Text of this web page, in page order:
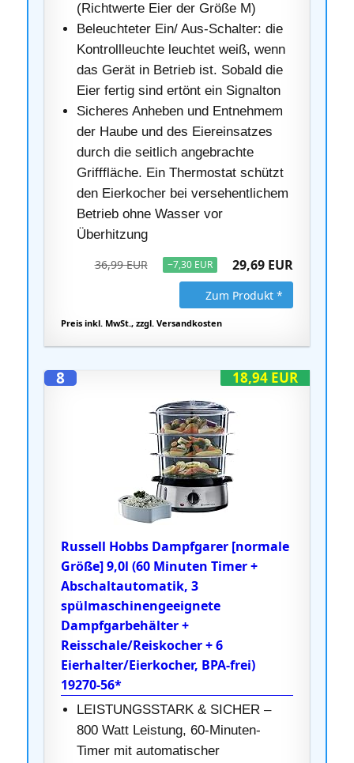
(Richtwerte Eier der Größe M)
Beleuchteter Ein/ Aus-Schalter: die
Kontrollleuchte leuchtet weiß, wenn
das Gerät in Betrieb ist. Sobald die
Eier fertig sind ertönt ein Signalton
Sicheres Anheben und Entnehmem
der Haube und des Eiereinsatzes
durch die seitlich angebrachte
Grifffläche. Ein Thermostat schützt
den Eierkocher bei versehentlichem
Betrieb ohne Wasser vor
Überhitzung
36,99 EUR −7,30 EUR 29,69 EUR
Zum Produkt *
Preis inkl. MwSt., zzgl. Versandkosten
18,94 EUR
8
Russell Hobbs Dampfgarer [normale
Größe] 9,0l (60 Minuten Timer +
Abschaltautomatik, 3
spülmaschinengeeignete
Dampfgarbehälter +
Reisschale/Reiskocher + 6
Eierhalter/Eierkocher, BPA-frei)
19270-56*
LEISTUNGSSTARK & SICHER –
800 Watt Leistung, 60-Minuten-
Timer mit automatischer